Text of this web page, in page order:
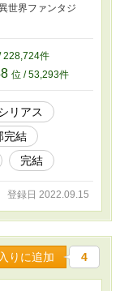
世界ファンタジ
228,724件
位 / 53,293件
リアス
完結
完結
登録日 2022.09.15
りに追加 4